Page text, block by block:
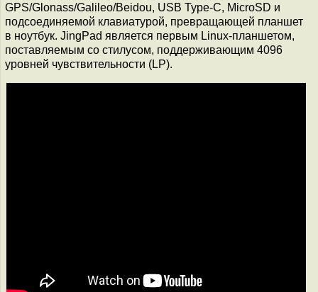
GPS/Glonass/Galileo/Beidou, USB Type-C, MicroSD и
подсоединяемой клавиатурой, превращающей планшет
в ноутбук. JingPad является первым Linux-планшетом,
поставляемым со стилусом, поддерживающим 4096
уровней чувствительности (LP).